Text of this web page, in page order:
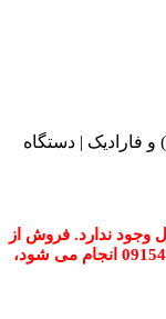
دستگاه فیزیوتراپی ۲ کانال توتال تنس (TENS) و فارادیک | دستگاه
وجود ندارد. فروش از
طریق ایتا، واتساپ و یا تماس با شماره 09154159098 انجام می شود،